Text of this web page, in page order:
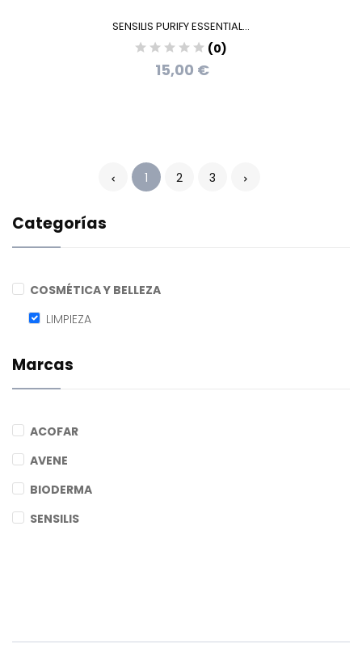
Categorías
COSMÉTICA Y BELLEZA
LIMPIEZA
Marcas
ACOFAR
AVENE
BIODERMA
SENSILIS
SENSILIS PURIFY ESSENTIAL...
(0)
15,00 €
1 2 3